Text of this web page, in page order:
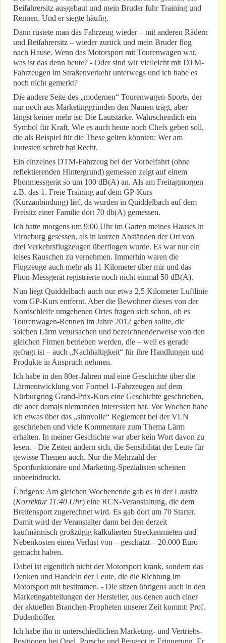
Beifahrersitz ausgebaut und mein Bruder fuhr Training und
Rennen. Und er siegte häufig.
Dann rüstete man das Fahrzeug wieder – mit anderen Rädern
und Beifahrersitz – wieder zurück und mein Bruder flog
nach Hause. Wenn das Motorsport mit Tourenwagen war,
was ist das denn heute? - Oder sind wir vielleicht mit DTM-
Fahrzeugen im Straßenverkehr unterwegs und ich habe es
noch nicht gemerkt?
Die andere Seite des „modernen“ Tourenwagen-Sports, der
nur noch aus Marketinggründen den Namen trägt, aber
längst keiner mehr ist: Die Lautstärke. Wahrscheinlich ein
Symbol für Kraft. Wie es auch heute noch Chefs geben soll,
die als Beispiel für die These gelten könnten: Wer am
lautesten schreit hat Recht.
Ein einzelnes DTM-Fahrzeug bei der Vorbeifahrt (ohne
reflektierenden Hintergrund) gemessen zeigt auf einem
Phonmessgerät so um 100 dB(A) an. Als am Freitagmorgen
z.B. das 1. Freie Training auf dem GP-Kurs
(Kurzanbindung) lief, da wurden in Quiddelbach auf dem
Freisitz einer Familie dort 70 db(A) gemessen.
Ich hatte morgens um 9:00 Uhr im Garten meines Hauses in
Virneburg gesessen, als in kurzen Abständen der Ort von
drei Verkehrsflugzeugen überflogen wurde. Es war nur ein
leises Rauschen zu vernehmen. Immerhin waren die
Flugzeuge auch mehr als 11 Kilometer über mir und das
Phon-Messgerät registrierte noch nicht einmal 50 dB(A).
Nun liegt Quiddelbach auch nur etwa 2,5 Kilometer Luftlinie
vom GP-Kurs entfernt. Aber die Bewohner dieses von der
Nordschleife umgebenen Ortes fragen sich schon, ob es
Tourenwagen-Rennen im Jahre 2012 geben sollte, die
solchen Lärm verursachen und bezeichnenderweise von den
gleichen Firmen betrieben werden, die – weil es gerade
gefragt ist – auch „Nachhaltigkeit“ für ihre Handlungen und
Produkte in Anspruch nehmen.
Ich habe in den 80er-Jahren mal eine Geschichte über die
Lärmentwicklung von Formel 1-Fahrzeugen auf dem
Nürburgring Grand-Prix-Kurs eine Geschichte geschrieben,
die aber damals niemanden interessiert hat. Vor Wochen habe
ich etwas über das „sinnvolle“ Reglement bei der VLN
geschrieben und viele Kommentare zum Thema Lärm
erhalten. In meiner Geschichte war aber kein Wort davon zu
lesen. - Die Zeiten ändern sich, die Sensibilität der Leute für
gewisse Themen auch. Nur die Mehrzahl der
Sportfunktionäre und Marketing-Spezialisten scheinen
unbeeindruckt.
Übrigens: Am gleichen Wochenende gab es in der Lausitz
(Korrektur 11:40 Uhr) eine RCN-Veranstaltung, die dem
Breitensport zugerechnet wird. Es gab dort um 70 Starter.
Damit wird der Veranstalter dann bei den derzeit
kaufmännisch großzügig kalkulierten Streckenmieten und
Nebenkosten einen Verlust von – geschätzt – 20.000 Euro
gemacht haben.
Dabei ist eigentlich nicht der Motorsport krank, sondern das
Denken und Handeln der Leute, die die Richtung im
Motorsport mit bestimmen. - Die sitzen übrigens auch in den
Marketingabteilungen der Hersteller, aus denen auch einer
der aktuellen Branchen-Propheten unserer Zeit kommt: Prof.
Dudenhöffer.
Ich habe ihn in unterschiedlichen Marketing- und Vertriebs-